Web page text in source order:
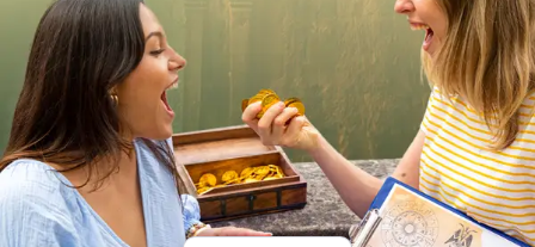
IT
Prenota Biglietti
Acquista i Voucher